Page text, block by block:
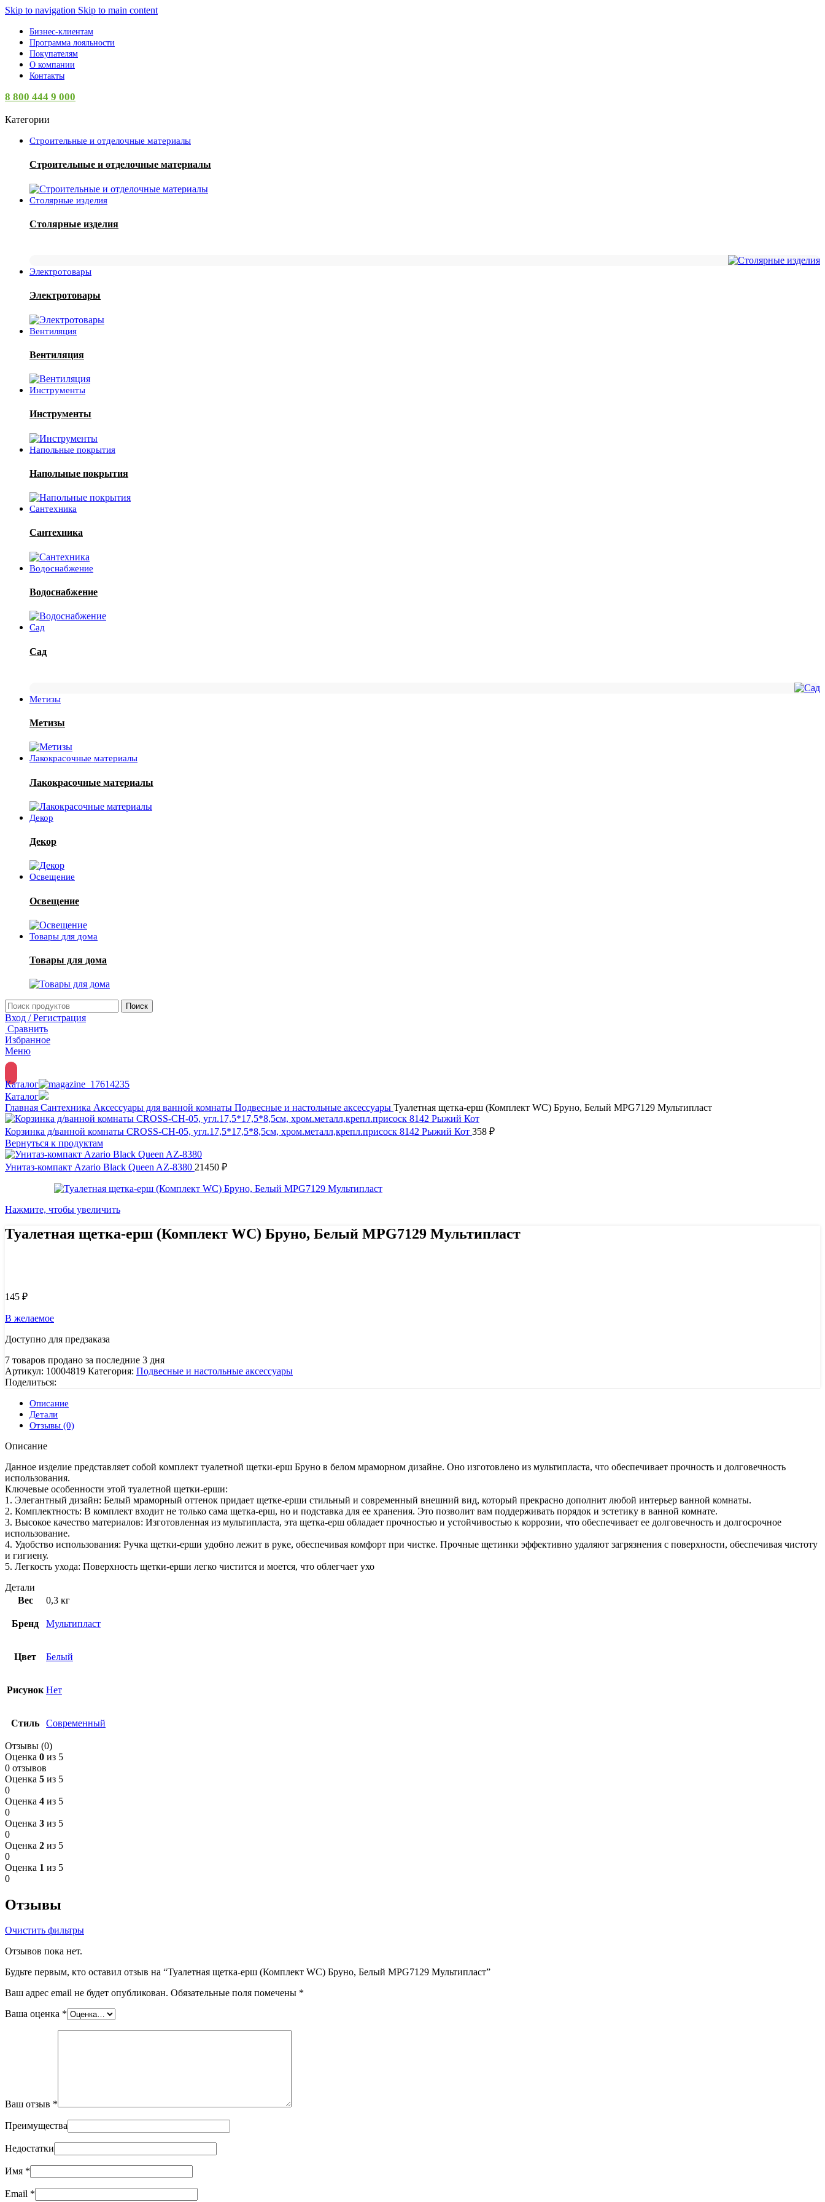
Skip to navigation Skip to main content
Бизнес-клиентам
Программа лояльности
Покупателям
О компании
Контакты
8 800 444 9 000
Категории
Строительные и отделочные материалы
Строительные и отделочные материалы
Столярные изделия
Столярные изделия
Электротовары
Электротовары
Вентиляция
Вентиляция
Инструменты
Инструменты
Напольные покрытия
Напольные покрытия
Сантехника
Сантехника
Водоснабжение
Водоснабжение
Сад
Сад
Метизы
Метизы
Лакокрасочные материалы
Лакокрасочные материалы
Декор
Декор
Освещение
Освещение
Товары для дома
Товары для дома
Поиск
Вход / Регистрация
Сравнить
Избранное
Меню
Каталог
Каталог
Главная Сантехника Аксессуары для ванной комнаты Подвесные и настольные аксессуары Туалетная щетка-ерш (Комплект WC) Бруно, Белый MPG7129 Мультипласт
Корзинка д/ванной комнаты CROSS-CH-05, угл.17,5*17,5*8,5см, хром.металл,крепл.присоск 8142 Рыжий Кот 358 ₽
Вернуться к продуктам
Унитаз-компакт Azario Black Queen AZ-8380 21450 ₽
Нажмите, чтобы увеличить
Туалетная щетка-ерш (Комплект WC) Бруно, Белый MPG7129 Мультипласт
145 ₽
В желаемое
Доступно для предзаказа
7 товаров продано за последние 3 дня
Артикул: 10004819 Категория: Подвесные и настольные аксессуары
Поделиться:
Описание
Детали
Отзывы (0)
Описание
Данное изделие представляет собой комплект туалетной щетки-ерш Бруно в белом мраморном дизайне. Оно изготовлено из мультипласта, что обеспечивает прочность и долговечность
использования.
Ключевые особенности этой туалетной щетки-ерши:
1. Элегантный дизайн: Белый мраморный оттенок придает щетке-ерши стильный и современный внешний вид, который прекрасно дополнит любой интерьер ванной комнаты.
2. Комплектность: В комплект входит не только сама щетка-ерш, но и подставка для ее хранения. Это позволит вам поддерживать порядок и эстетику в ванной комнате.
3. Высокое качество материалов: Изготовленная из мультипласта, эта щетка-ерш обладает прочностью и устойчивостью к коррозии, что обеспечивает ее долговечность и долгосрочное
использование.
4. Удобство использования: Ручка щетки-ерши удобно лежит в руке, обеспечивая комфорт при чистке. Прочные щетинки эффективно удаляют загрязнения с поверхности, обеспечивая чистоту
и гигиену.
5. Легкость ухода: Поверхность щетки-ерши легко чистится и моется, что облегчает ухо
Детали
Вес
0,3 кг
Бренд Мультипласт
Цвет Белый
Рисунок Нет
Стиль Современный
Отзывы (0)
Оценка 0 из 5
0 отзывов
Оценка 5 из 5
0
Оценка 4 из 5
0
Оценка 3 из 5
0
Оценка 2 из 5
0
Оценка 1 из 5
0
Отзывы
Очистить фильтры
Отзывов пока нет.
Будьте первым, кто оставил отзыв на “Туалетная щетка-ерш (Комплект WC) Бруно, Белый MPG7129 Мультипласт”
Ваш адрес email не будет опубликован. Обязательные поля помечены *
Ваша оценка *
Ваш отзыв *
Преимущества
Недостатки
Имя *
Email *